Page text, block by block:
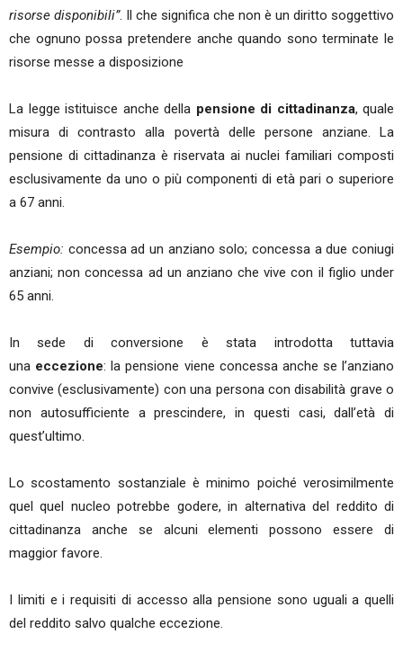
risorse disponibili”. Il che significa che non è un diritto soggettivo
che ognuno possa pretendere anche quando sono terminate le
risorse messe a disposizione
La legge istituisce anche della pensione di cittadinanza, quale
misura di contrasto alla povertà delle persone anziane. La
pensione di cittadinanza è riservata ai nuclei familiari composti
esclusivamente da uno o più componenti di età pari o superiore
a 67 anni.
Esempio: concessa ad un anziano solo; concessa a due coniugi
anziani; non concessa ad un anziano che vive con il figlio under
65 anni.
In sede di conversione è stata introdotta tuttavia
una eccezione: la pensione viene concessa anche se l’anziano
convive (esclusivamente) con una persona con disabilità grave o
non autosufficiente a prescindere, in questi casi, dall’età di
quest’ultimo.
Lo scostamento sostanziale è minimo poiché verosimilmente
quel quel nucleo potrebbe godere, in alternativa del reddito di
cittadinanza anche se alcuni elementi possono essere di
maggior favore.
I limiti e i requisiti di accesso alla pensione sono uguali a quelli
del reddito salvo qualche eccezione.